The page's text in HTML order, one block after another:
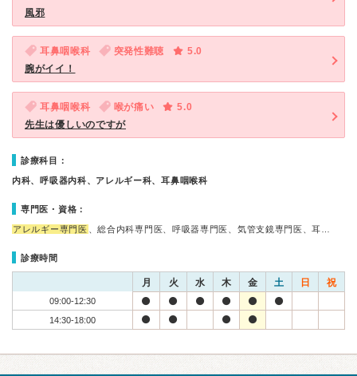
風邪
耳鼻咽喉科 突発性難聴
5.0
腕がイイ！
耳鼻咽喉科 喉が痛い
5.0
先生は優しいのですが
診療科目：
内科、呼吸器内科、アレルギー科、耳鼻咽喉科
専門医・資格：
アレルギー専門医 、総合内科専門医、呼吸器専門医、気管支鏡専門医、耳…
診療時間
月 火 水 木 金 土 日 祝
09:00-12:30
14:30-18:00